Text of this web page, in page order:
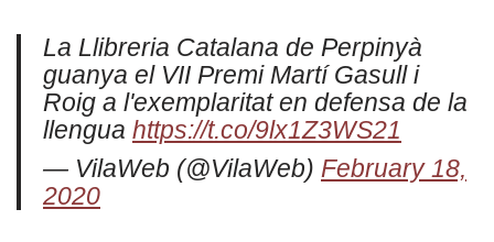
La Llibreria Catalana de Perpinyà
guanya el VII Premi Martí Gasull i
Roig a l'exemplaritat en defensa de la
llengua https://t.co/9lx1Z3WS21
— VilaWeb (@VilaWeb) February 18,
2020